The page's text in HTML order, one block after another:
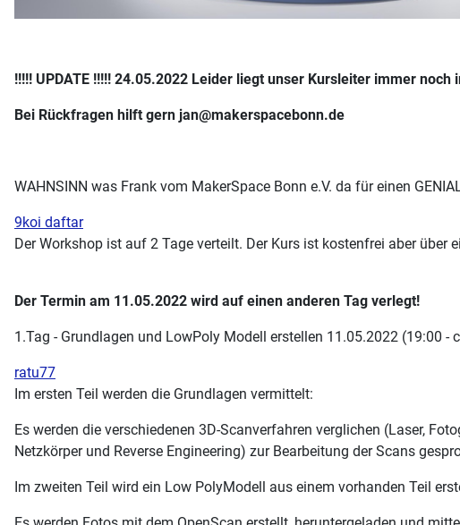
!!!!! UPDATE !!!!! 24.05.2022 Leider liegt unser Kursleiter immer
Bei Rückfragen hilft gern jan@makerspacebonn.de
WAHNSINN was Frank vom MakerSpace Bonn e.V. da für einen
9koi daftar
Der Workshop ist auf 2 Tage verteilt. Der Kurs ist kostenfrei aber über
Der Termin am 11.05.2022 wird auf einen anderen Tag verlegt!
1.Tag - Grundlagen und LowPoly Modell erstellen 11.05.2022 (19:00 -
ratu77
Im ersten Teil werden die Grundlagen vermittelt:
Es werden die verschiedenen 3D-Scanverfahren verglichen (Laser,
Netzkörper und Reverse Engineering) zur Bearbeitung der Scans
Im zweiten Teil wird ein Low PolyModell aus einem vorhanden Teil